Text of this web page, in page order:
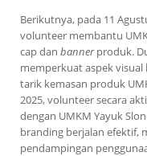
Berikutnya, pada 11
volunteer membantu
cap dan bannerproduk.
memperkuat aspek
tarik kemasan produk
2025, volunteer secara
dengan UMKM Yayuk
branding berjalan efektif,
pendampingan